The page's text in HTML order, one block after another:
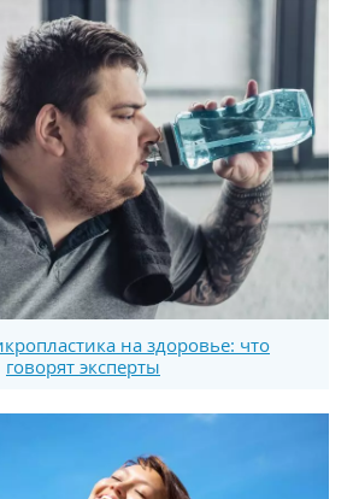
на здоровье: что
говорят эксперты